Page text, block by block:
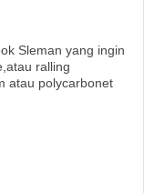
Sleman yang ingin
ralling
atau polycarbonet